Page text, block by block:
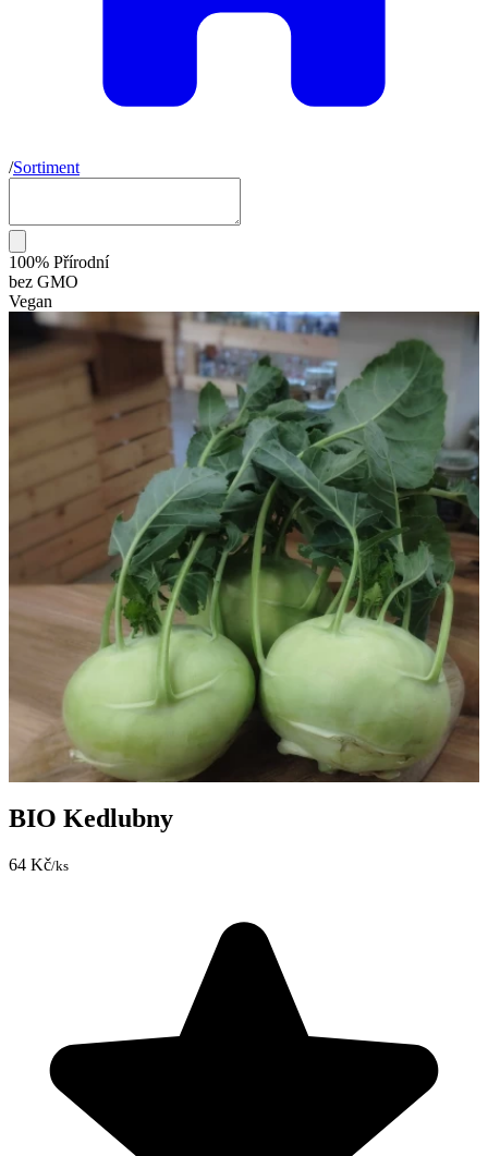
/Sortiment
100% Přírodní
bez GMO
Vegan
BIO Kedlubny
64 Kč/ks